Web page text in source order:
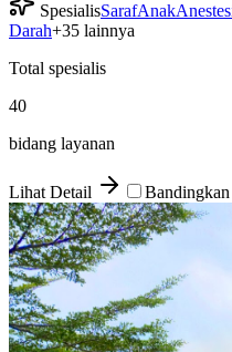
SpesialisSarafAnak
Darah+35 lainnya
Total spesialis
40
bidang layanan
Lihat Detail Bandingkan